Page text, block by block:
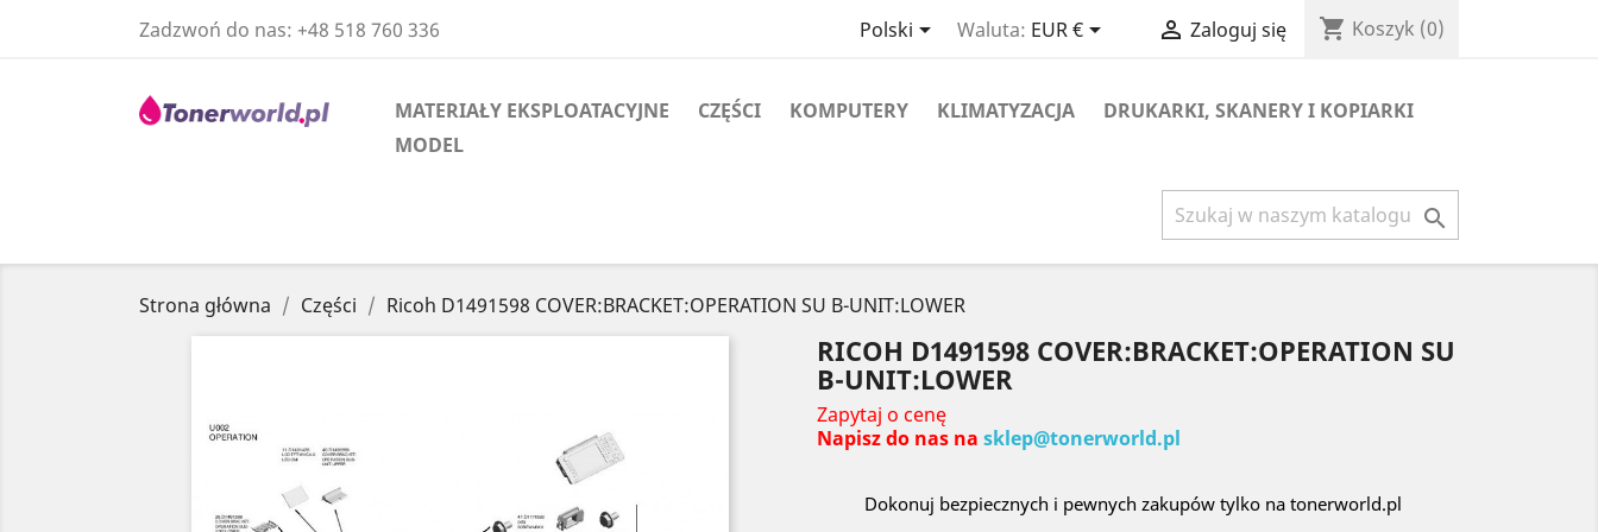
Zadzwoń do nas: +48 518 760 336 Polski Waluta: EUR €  Zaloguj się shopping_cart Koszyk (0)
MATERIAŁY EKSPLOATACYJNE CZĘŚCI KOMPUTERY KLIMATYZACJA
DRUKARKI, SKANERY I KOPIARKI
MODEL

Strona główna Części Ricoh D1491598 COVER:BRACKET:OPERATION SU B-UNIT:LOWER
RICOH D1491598 COVER:BRACKET:OPERATION SU
B-UNIT:LOWER
Zapytaj o cenę
Napisz do nas na sklep@tonerworld.pl
Dokonuj bezpiecznych i pewnych zakupów tylko na tonerworld.pl